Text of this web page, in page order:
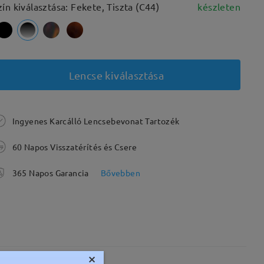
kiválasztása: Fekete, Tiszta (C44) készleten
Lencse kiválasztása
Ingyenes Karcálló Lencsebevonat Tartozék
60 Napos Visszatérítés és Csere
365 Napos Garancia Bővebben
×